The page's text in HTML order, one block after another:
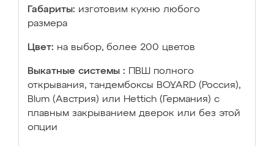
Габариты: изготовим кухню любого
размера
Цвет: на выбор, более 200 цветов
Выкатные системы :
ПВШ полного
открывания, тандембоксы BOYARD (Россия),
Blum (Австрия) или Hettich (Германия) с
плавным закрыванием дверок или без этой
опции